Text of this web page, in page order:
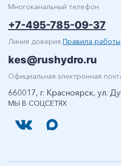
МЫ В СОЦСЕТЯХ
Многоканальный телефон
+7-495-785-09-37
Линия доверия Правила работы
kes@rushydro.ru
Официальная электронная
660017, г. Красноярск, ул.